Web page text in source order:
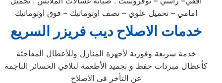
امامي – تحميل علوي – نصف اوتوماتيك – فوق اوتوماتيك
خدمات الاصلاح ديب فريزر السريع
خدمة سريعة وفورية لأجهزة المنازل وللأعطال المفاجئة
كأعطال مبردات حفظ و تجميد الأطعمة لتلافي الخسائر الناجمة
عن التأخر فى الاصلاح